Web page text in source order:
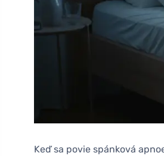
Keď sa povie spánková